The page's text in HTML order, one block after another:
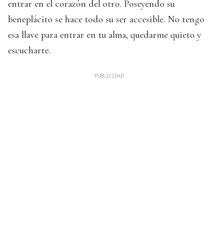
entrar en el corazón del otro. Poseyendo su
beneplácito se hace todo su ser accesible. No tengo
esa llave para entrar en tu alma, quedarme quieto y
escucharte.